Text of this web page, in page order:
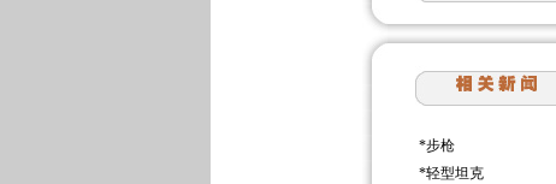
*步枪
*轻型坦克